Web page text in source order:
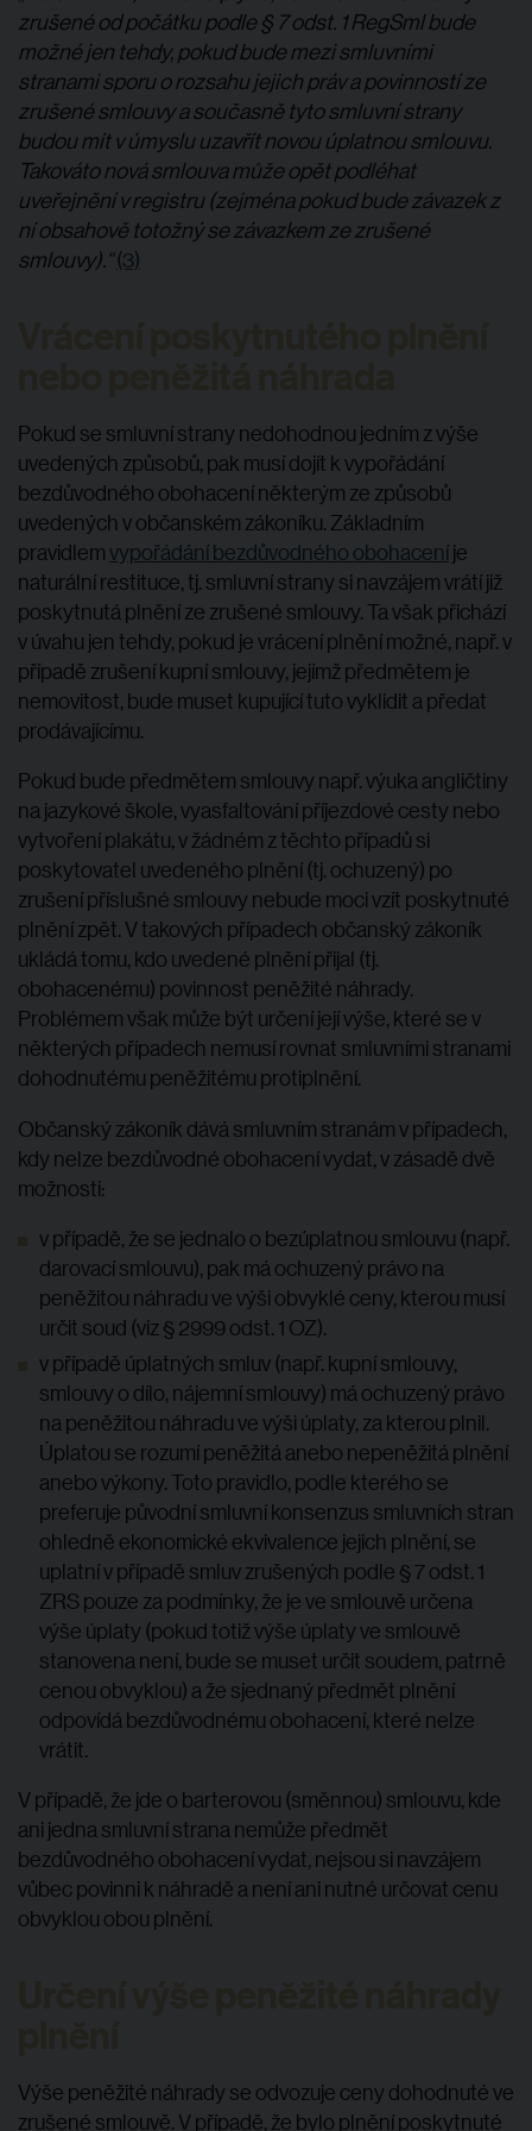
zrušené od počátku podle § 7 odst. 1 RegSml bude
možné jen tehdy, pokud bude mezi smluvními
stranami sporu o rozsahu jejich práv a povinností ze
zrušené smlouvy a současně tyto smluvní strany
budou mít v úmyslu uzavřít novou úplatnou smlouvu.
Takováto nová smlouva může opět podléhat
uveřejnění v registru (zejména pokud bude závazek z
ní obsahově totožný se závazkem ze zrušené
smlouvy).“ (3)
Pokud se smluvní strany nedohodnou jedním z výše
uvedených způsobů, pak musí dojít k vypořádání
bezdůvodného obohacení některým ze způsobů
uvedených v občanském zákoníku. Základním
pravidlemvypořádání bezdůvodného obohaceníje
naturální restituce, tj. smluvní strany si navzájem vrátí již
poskytnutá plnění ze zrušené smlouvy. Ta však přichází
v úvahu jen tehdy, pokud je vrácení plnění možné, např. v
případě zrušení kupní smlouvy, jejímž předmětem je
nemovitost, bude muset kupující tuto vyklidit a předat
prodávajícímu.
Pokud bude předmětem smlouvy např. výuka angličtiny
na jazykové škole, vyasfaltování příjezdové cesty nebo
vytvoření plakátu, v žádném z těchto případů si
poskytovatel uvedeného plnění (tj. ochuzený) po
zrušení příslušné smlouvy nebude moci vzít poskytnuté
plnění zpět. V takových případech občanský zákoník
ukládá tomu, kdo uvedené plnění přijal (tj.
obohacenému) povinnost peněžité náhrady.
Problémem však může být určení její výše, které se v
některých případech nemusí rovnat smluvními stranami
dohodnutému peněžitému protiplnění.
Občanský zákoník dává smluvním stranám v případech,
kdy nelze bezdůvodné obohacení vydat, v zásadě dvě
možnosti:
v případě, že se jednalo o bezúplatnou smlouvu (např.
darovací smlouvu), pak má ochuzený právo na
peněžitou náhradu ve výši obvyklé ceny, kterou musí
určit soud (viz § 2999 odst. 1 OZ).
v případě úplatných smluv (např. kupní smlouvy,
smlouvy o dílo, nájemní smlouvy) má ochuzený právo
na peněžitou náhradu ve výši úplaty, za kterou plnil.
Úplatou se rozumí peněžitá anebo nepeněžitá plnění
anebo výkony. Toto pravidlo, podle kterého se
preferuje původní smluvní konsenzus smluvních stran
ohledně ekonomické ekvivalence jejich plnění, se
uplatní v případě smluv zrušených podle § 7 odst. 1
ZRS pouze za podmínky, že je ve smlouvě určena
výše úplaty (pokud totiž výše úplaty ve smlouvě
stanovena není, bude se muset určit soudem, patrně
cenou obvyklou) a že sjednaný předmět plnění
odpovídá bezdůvodnému obohacení, které nelze
vrátit.
V případě, že jde o barterovou (směnnou) smlouvu, kde
ani jedna smluvní strana nemůže předmět
bezdůvodného obohacení vydat, nejsou si navzájem
vůbec povinni k náhradě a není ani nutné určovat cenu
obvyklou obou plnění.
Výše peněžité náhrady se odvozuje ceny dohodnuté ve
zrušené smlouvě. V případě, že bylo plnění poskytnuté